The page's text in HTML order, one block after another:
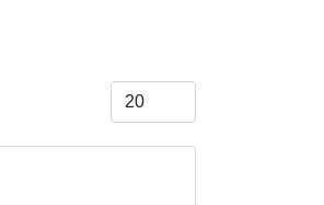
Anzeige #